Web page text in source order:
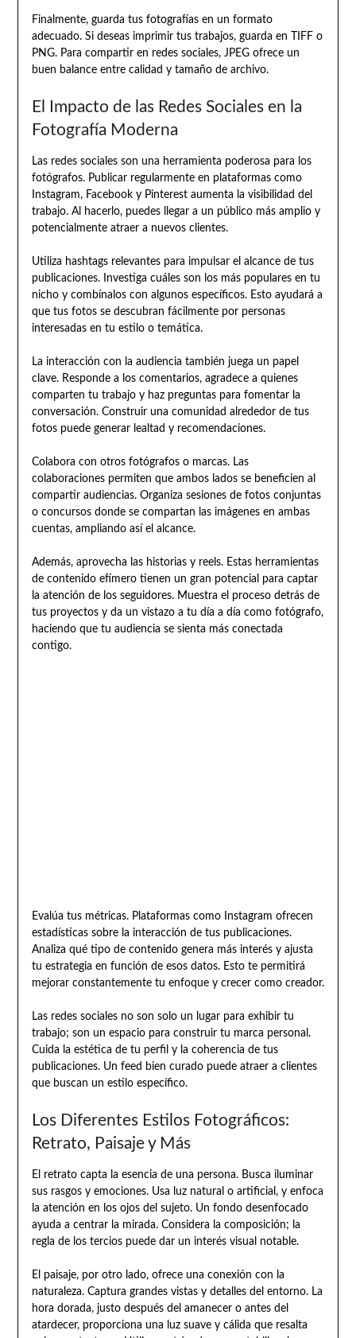
Finalmente, guarda tus fotografías en un formato
adecuado. Si deseas imprimir tus trabajos, guarda en TIFF o
PNG. Para compartir en redes sociales, JPEG ofrece un
buen balance entre calidad y tamaño de archivo.
El Impacto de las Redes Sociales en la
Fotografía Moderna
Las redes sociales son una herramienta poderosa para los
fotógrafos. Publicar regularmente en plataformas como
Instagram, Facebook y Pinterest aumenta la visibilidad del
trabajo. Al hacerlo, puedes llegar a un público más amplio y
potencialmente atraer a nuevos clientes.
Utiliza hashtags relevantes para impulsar el alcance de tus
publicaciones. Investiga cuáles son los más populares en tu
nicho y combínalos con algunos específicos. Esto ayudará a
que tus fotos se descubran fácilmente por personas
interesadas en tu estilo o temática.
La interacción con la audiencia también juega un papel
clave. Responde a los comentarios, agradece a quienes
comparten tu trabajo y haz preguntas para fomentar la
conversación. Construir una comunidad alrededor de tus
fotos puede generar lealtad y recomendaciones.
Colabora con otros fotógrafos o marcas. Las
colaboraciones permiten que ambos lados se beneficien al
compartir audiencias. Organiza sesiones de fotos conjuntas
o concursos donde se compartan las imágenes en ambas
cuentas, ampliando así el alcance.
Además, aprovecha las historias y reels. Estas herramientas
de contenido efímero tienen un gran potencial para captar
la atención de los seguidores. Muestra el proceso detrás de
tus proyectos y da un vistazo a tu día a día como fotógrafo,
haciendo que tu audiencia se sienta más conectada
contigo.
Evalúa tus métricas. Plataformas como Instagram ofrecen
estadísticas sobre la interacción de tus publicaciones.
Analiza qué tipo de contenido genera más interés y ajusta
tu estrategia en función de esos datos. Esto te permitirá
mejorar constantemente tu enfoque y crecer como creador.
Las redes sociales no son solo un lugar para exhibir tu
trabajo; son un espacio para construir tu marca personal.
Cuida la estética de tu perfil y la coherencia de tus
publicaciones. Un feed bien curado puede atraer a clientes
que buscan un estilo específico.
Los Diferentes Estilos Fotográficos:
Retrato, Paisaje y Más
El retrato capta la esencia de una persona. Busca iluminar
sus rasgos y emociones. Usa luz natural o artificial, y enfoca
la atención en los ojos del sujeto. Un fondo desenfocado
ayuda a centrar la mirada. Considera la composición; la
regla de los tercios puede dar un interés visual notable.
El paisaje, por otro lado, ofrece una conexión con la
naturaleza. Captura grandes vistas y detalles del entorno. La
hora dorada, justo después del amanecer o antes del
atardecer, proporciona una luz suave y cálida que resalta